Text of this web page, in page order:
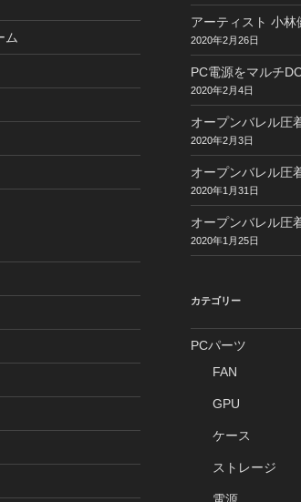
ム
アーティスト 小林
2020年2月26日
PC電源をマルチ
2020年2月4日
オープンバレル圧
2020年2月3日
オープンバレル圧
2020年1月31日
オープンバレル圧
2020年1月25日
カテゴリー
PCパーツ
FAN
GPU
ケース
ストレージ